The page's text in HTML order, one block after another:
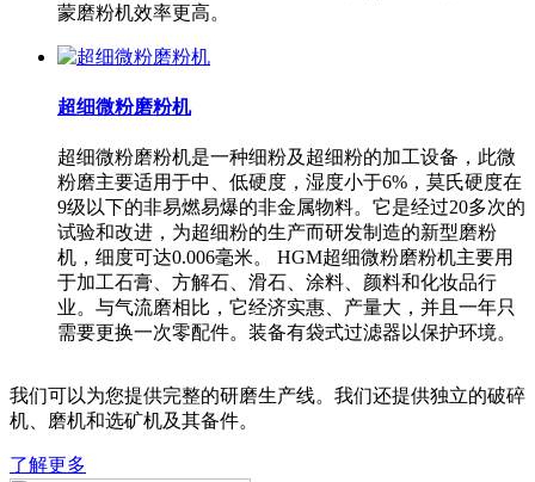
蒙磨粉机效率更高。
超细微粉磨粉机
超细微粉磨粉机是一种细粉及超细粉的加工设备，此微
粉磨主要适用于中、低硬度，湿度小于6%，莫氏硬度在
9级以下的非易燃易爆的非金属物料。它是经过20多次的
试验和改进，为超细粉的生产而研发制造的新型磨粉
机，细度可达0.006毫米。 HGM超细微粉磨粉机主要用
于加工石膏、方解石、滑石、涂料、颜料和化妆品行
业。与气流磨相比，它经济实惠、产量大，并且一年只
需要更换一次零配件。装备有袋式过滤器以保护环境。
我们可以为您提供完整的研磨生产线。我们还提供独立的破碎
机、磨机和选矿机及其备件。
了解更多